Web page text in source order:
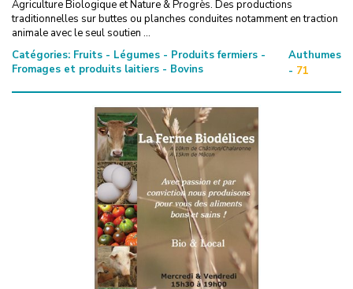
Agriculture Biologique et Nature & Progrès. Des productions
traditionnelles sur buttes ou planches conduites notamment en traction
animale avec le seul soutien ...
Catégories: Fruits - Légumes - Produits fermiers -
Fromages et produits laitiers - Bovins
Authumes
- 71